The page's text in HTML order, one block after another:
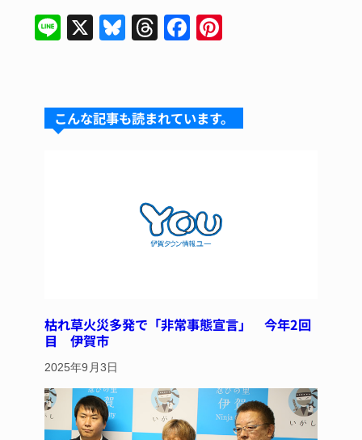
Li
X
Bl
s
k
T
a
d
F
e
b
k
e
st
こんな記事も読まれています。
枯れ草火災多発で「非常事態宣言」 今年2回
目 伊賀市
2025年9月3日